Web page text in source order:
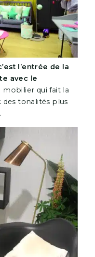
l’entrée de la
avec le
mobilier qui fait la
des tonalités plus